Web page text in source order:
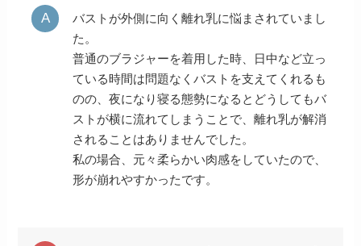
バストが外側に向く離れ乳に悩まされていまし
た。
普通のブラジャーを着用した時、日中など立っ
ている時間は問題なくバストを支えてくれるも
のの、夜になり寝る態勢になるとどうしてもバ
ストが横に流れてしまうことで、離れ乳が解消
されることはありませんでした。
私の場合、元々柔らかい肉感をしていたので、
形が崩れやすかったです。